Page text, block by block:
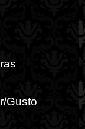
Gusto